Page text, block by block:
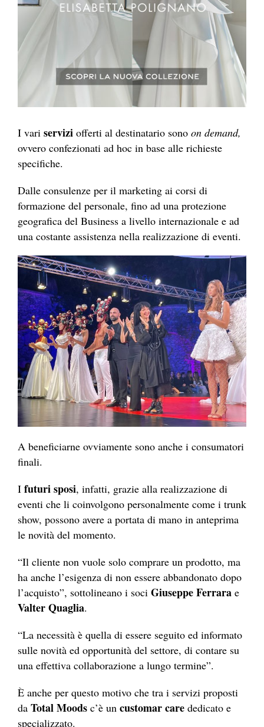
I vari servizi offerti al destinatario sono on demand,
ovvero confezionati ad hoc in base alle richieste
specifiche.
Dalle consulenze per il marketing ai corsi di
formazione del personale, fino ad una protezione
geografica del Business a livello internazionale e ad
una costante assistenza nella realizzazione di eventi.
A beneficiarne ovviamente sono anche i consumatori
finali.
I futuri sposi, infatti, grazie alla realizzazione di
eventi che li coinvolgono personalmente come i trunk
show, possono avere a portata di mano in anteprima
le novità del momento.
“Il cliente non vuole solo comprare un prodotto, ma
ha anche l’esigenza di non essere abbandonato dopo
l’acquisto”, sottolineano i soci Giuseppe Ferrara e
Valter Quaglia.
“La necessità è quella di essere seguito ed informato
sulle novità ed opportunità del settore, di contare su
una effettiva collaborazione a lungo termine”.
È anche per questo motivo che tra i servizi proposti
da Total Moods c’è un customar care dedicato e
specializzato.